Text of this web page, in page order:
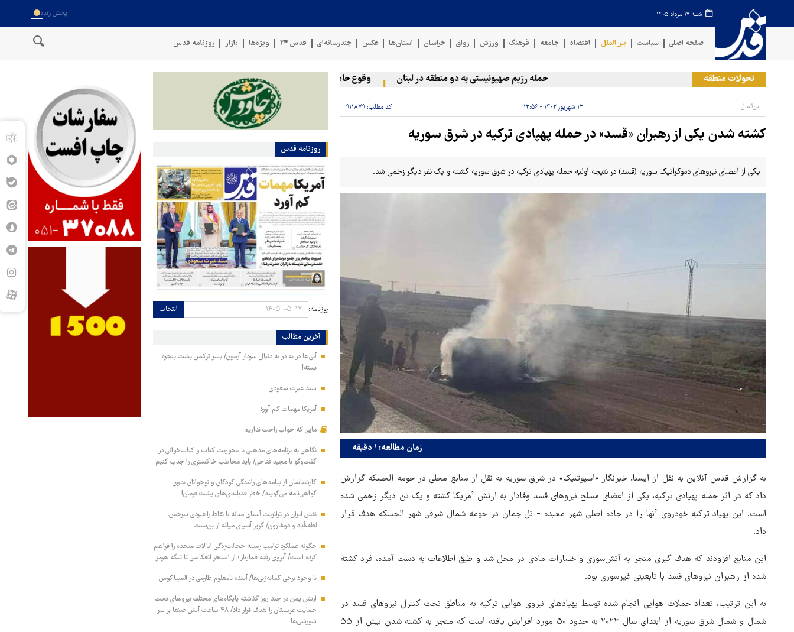
شنبه ۱۷ مرداد ۱۴۰۵
صفحه اصلی سیاست بین‌الملل اقتصاد جامعه فرهنگ ورزش رواق خراسان استان‌ها عکس چندرسانه‌ای قدس ۲۴ ویژه‌ها بازار روزنامه قدس
تحولات منطقه حمله رژیم صهیونیستی به دو منطقه در لبنان وقوع حادثه دریایی در سواحل عمان سخنگوی نیروهای مسلح یمن: کشتی نفتی عربستان را با موشک
بین‌الملل ۱۲ شهریور ۱۴۰۲ - ۱۲:۵۶ کد مطلب: ۹۱۱۸۷۹
کشته شدن یکی از رهبران «قسد» در حمله پهپادی ترکیه در شرق سوریه
یکی از اعضای نیروهای دموکراتیک سوریه (قسد) در نتیجه اولیه حمله پهپادی ترکیه در شرق سوریه کشته و یک نفر دیگر زخمی شد.
زمان مطالعه: ۱ دقیقه
به گزارش قدس آنلاین به نقل از ایسنا، خبرنگار «اسپوتنیک» در شرق سوریه به نقل از منابع محلی در حومه الحسکه گزارش
داد که در اثر حمله پهپادی ترکیه، یکی از اعضای مسلح نیروهای قسد وفادار به ارتش آمریکا کشته و یک تن دیگر زخمی شده
است. این پهپاد ترکیه خودروی آنها را در جاده اصلی شهر معبده - تل جمان در حومه شمال شرقی شهر الحسکه هدف قرار
داد.
این منابع افزودند که هدف گیری منجر به آتش‌سوزی و خسارات مادی در محل شد و طبق اطلاعات به دست آمده، فرد کشته
شده از رهبران نیروهای قسد با تابعیتی غیرسوری بود.
به این ترتیب، تعداد حملات هوایی انجام شده توسط پهپادهای نیروی هوایی ترکیه به مناطق تحت کنترل نیروهای قسد در
شمال و شمال شرق سوریه از ابتدای سال ۲۰۲۳ به حدود ۵۰ مورد افزایش یافته است که منجر به کشته شدن بیش از ۵۵
روزنامه قدس
روزنامه: انتخاب
آخرین مطالب
آبی‌ها در به در به دنبال سردار آزمون/ پسر ترکمن پشت پنجره
بسته!
سند عبرت سعودی
آمریکا مهمات کم آورد
مایی که خواب راحت نداریم
نگاهی به برنامه‌های مذهبی با محوریت کتاب و کتاب‌خوانی در
گفت‌وگو با مجید فتاحی/ باید مخاطب خاکستری را جذب کنیم
کارشناسان از پیامدهای رانندگی کودکان و نوجوانان بدون
گواهی‌نامه می‌گویند/ خطر قدبلندی‌های پشت فرمان!
نقش ایران در ترانزیت آسیای میانه با نقاط راهبردی سرخس،
لطف‌آباد و دوغارون/ گریز آسیای میانه از بن‌بست
چگونه عملکرد ترامپ زمینه خجالت‌زدگی ایالات متحده را فراهم
کرده است/ آبروی رفته قمارباز؛ از استخر انعکاسی تا تنگه هرمز
با وجود برخی گمانه‌زنی‌ها/ آینده نامعلوم طارمی در المپیاکوس
ارتش یمن در چند روز گذشته پایگاه‌های مختلف نیروهای تحت
حمایت عربستان را هدف قرار داد/ ۴۸ ساعت آتش صنعا بر سر
شورشی‌ها